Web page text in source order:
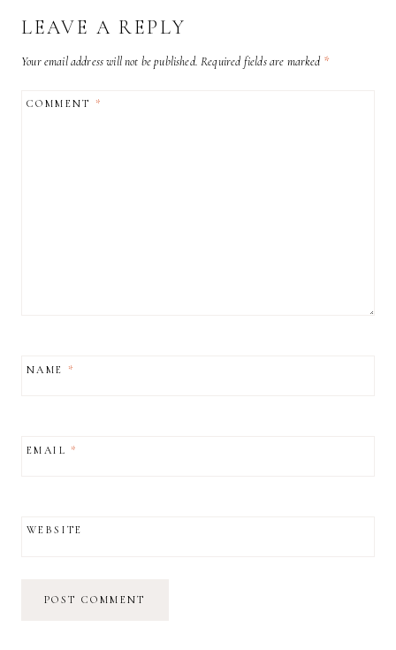
LEAVE A REPLY
Your email address will not be published. Required fields are marked *
COMMENT*
NAME *
EMAIL*
WEBSITE